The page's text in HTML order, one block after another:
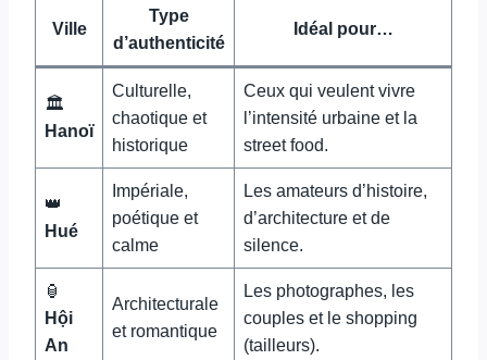
Ville
Type
d’authenticité
Idéal pour…
🏛️
Hanoï
Culturelle,
chaotique et
historique
Ceux qui veulent vivre
l’intensité urbaine et la
street food.
👑
Hué
Impériale,
poétique et
calme
Les amateurs d’histoire,
d’architecture et de
silence.
🏮
Hội
An
Architecturale
et romantique
Les photographes, les
couples et le shopping
(tailleurs).